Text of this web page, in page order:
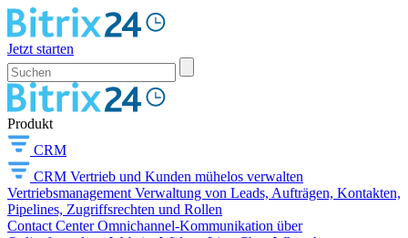
Jetzt starten
Produkt
CRM
CRM Vertrieb und Kunden mühelos verwalten
Vertriebsmanagement Verwaltung von Leads, Aufträgen, Kontakten,
Pipelines, Zugriffsrechten und Rollen
Contact Center Omnichannel-Kommunikation über